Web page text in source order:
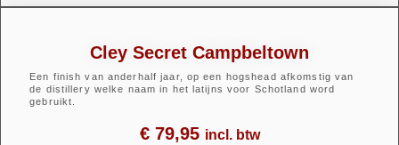
Cley Secret Campbeltown
Een finish van anderhalf jaar, op een hogshead afkomstig van
de distillery welke naam in het latijns voor Schotland word
gebruikt.
€79,95 incl. btw